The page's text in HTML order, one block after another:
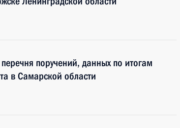
поручений, данных по итогам
в Самарской области